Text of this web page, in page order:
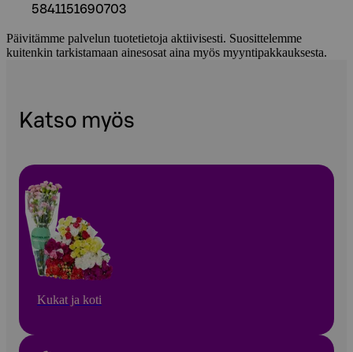
5841151690703
Päivitämme palvelun tuotetietoja aktiivisesti. Suosittelemme
kuitenkin tarkistamaan ainesosat aina myös myyntipakkauksesta.
Katso myös
Kukat ja koti